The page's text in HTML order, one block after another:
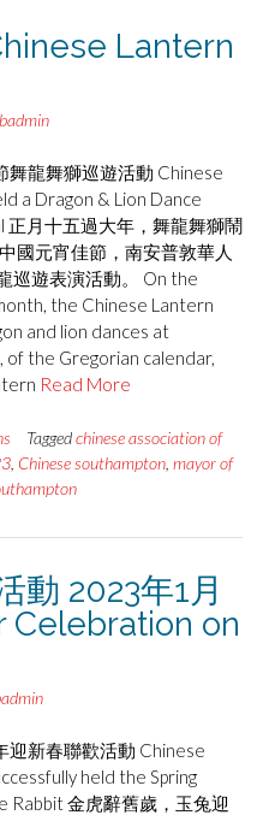
Lantern
龍舞獅巡遊活動 Chinese
a Dragon & Lion Dance
正月十五過大年，舞龍舞獅鬧
國元宵佳節，南安普敦華人
巡遊表演活動。 On the
the Chinese Lantern
and lion dances at
of the Gregorian calendar,
Read More
Taggedchinese association of
Chinese southampton mayor of
動 2023年1月
Celebration on
迎新春聯歡活動 Chinese
held the Spring
Rabbit 金虎辭舊歲，玉兔迎